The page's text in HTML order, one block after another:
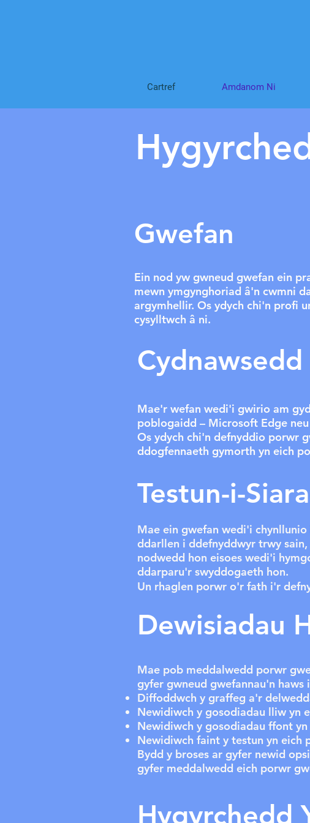
Cartref Amdanom Ni
Gwefan
Ein nod yw gwneud gwefan ein
mewn ymgynghoriad â'n cwmni
argymhellir. Os ydych chi'n profi
cysylltwch â ni.
Mae'r wefan wedi'i gwirio am
poblogaidd – Microsoft Edge
Os ydych chi'n defnyddio porwr
ddogfennaeth gymorth yn eich
Testun-i-
Mae ein gwefan wedi'i
ddarllen i ddefnyddwyr trwy
nodwedd hon eisoes wedi'i
ddarparu'r swyddogaeth hon.
Un rhaglen porwr o'r fath i'r
Dewisiadau
Mae pob meddalwedd porwr
gyfer gwneud gwefannau'n
Diffoddwch y graffeg a'r
Newidiwch y gosodiadau lliw yn
Newidiwch y gosodiadau ffont
Newidiwch faint y testun yn eich
Bydd y broses ar gyfer newid
gyfer meddalwedd eich porwr
Hygyrchedd